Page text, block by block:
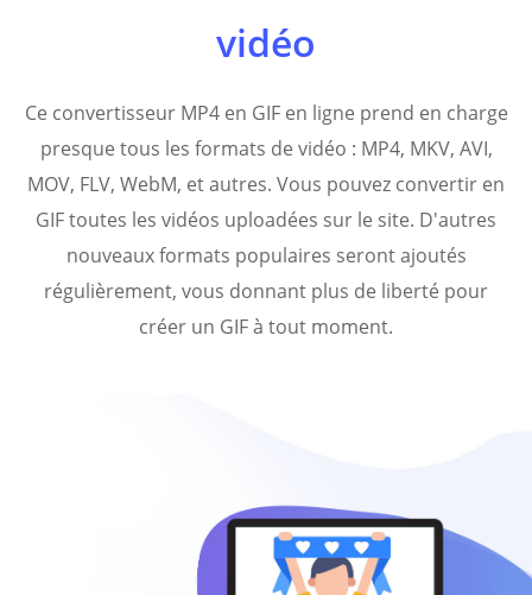
vidéo
Ce convertisseur MP4 en GIF en ligne prend en charge
presque tous les formats de vidéo : MP4, MKV, AVI,
MOV, FLV, WebM, et autres. Vous pouvez convertir en
GIF toutes les vidéos uploadées sur le site. D'autres
nouveaux formats populaires seront ajoutés
régulièrement, vous donnant plus de liberté pour
créer un GIF à tout moment.